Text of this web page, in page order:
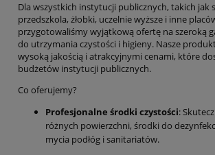
Dla wszystkich instytucji publicznych, takich jak
przedszkola, żłobki, uczelnie wyższe i inne
przygotowaliśmy wyjątkową ofertę na szeroką
do utrzymania czystości i higieny. Nasze
wysoką jakością i atrakcyjnymi cenami, które
budżetów instytucji publicznych.
Co oferujemy?
Profesjonalne środki czystości:
różnych powierzchni, środki do
mycia podłóg i sanitariatów.